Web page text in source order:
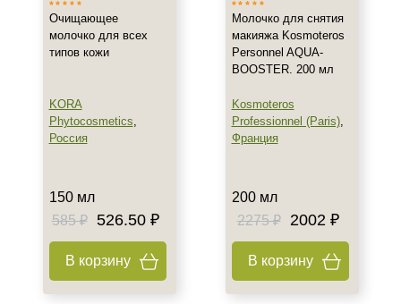
Любой возраст
Любой возраст (от 18 лет)
После 20
Действие
Очищение
Обновление
Показать еще
Назначение против
Очищающее
молочко для всех
типов кожи
KORA
Phytocosmetics,
Россия
150 мл
585 ₽
526.50 ₽
В корзину
Молочко для снятия
макияжа Kosmoteros
Personnel AQUA-
BOOSTER. 200 мл
Kosmoteros
Professionnel (Paris),
Франция
200 мл
2275 ₽
2002 ₽
В корзину